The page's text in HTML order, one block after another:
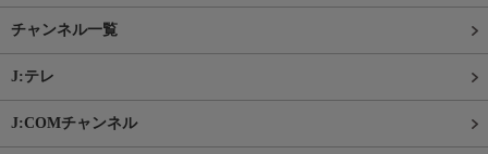
チャンネル一覧
J:テレ
J:COMチャンネル